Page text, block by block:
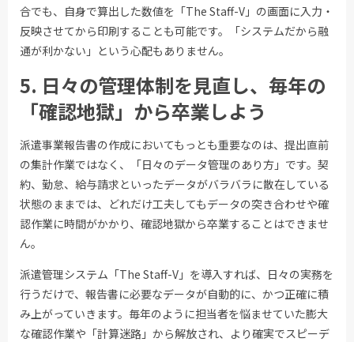
合でも、自身で算出した数値を「The Staff-V」の画面に入力・
反映させてから印刷することも可能です。「システムだから融
通が利かない」という心配もありません。
5. 日々の管理体制を見直し、毎年の
「確認地獄」から卒業しよう
派遣事業報告書の作成においてもっとも重要なのは、提出直前
の集計作業ではなく、「日々のデータ管理のあり方」です。契
約、勤怠、給与請求といったデータがバラバラに散在している
状態のままでは、どれだけ工夫してもデータの突き合わせや確
認作業に時間がかかり、確認地獄から卒業することはできませ
ん。
派遣管理システム「The Staff-V」を導入すれば、日々の実務を
行うだけで、報告書に必要なデータが自動的に、かつ正確に積
み上がっていきます。毎年のように担当者を悩ませていた膨大
な確認作業や「計算迷路」から解放され、より確実でスピーデ